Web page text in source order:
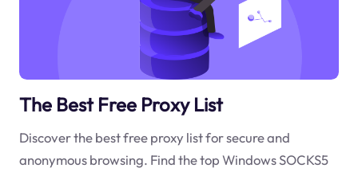
The Best Free Proxy List
Discover the best free proxy list for secure and
anonymous browsing. Find the top Windows SOCKS5